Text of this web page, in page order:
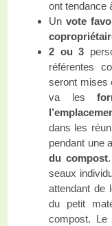
ont tendance
Unvote
2 ou 3
référentes
seront mises
va les
dans les
pendant une
du compost
seaux
attendant de
du petit
compost. Le